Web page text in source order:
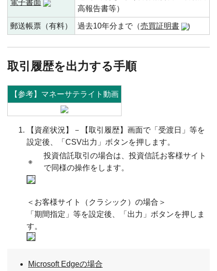
電子書面
高報告書等）
郵送帳票（有料） 過去10年分まで（売買証明書 ）
取引履歴を出力する手順
【参考】マネーサテライト動画
【資産状況】－【取引履歴】画面で「受渡日」等を
設定後、「CSV出力」ボタンを押します。
※
投資信託取引の場合は、投資信託お客様サイト
で同様の操作をします。
＜お客様サイト（クラシック）の場合＞
「期間指定」等を設定後、「出力」ボタンを押しま
す。
Microsoft Edgeの場合